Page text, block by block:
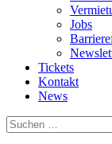
Jobs
Tickets
Kontakt
News
Suchen
nach: